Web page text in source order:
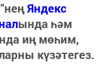
Яндекс
ында һәм
иң мөһим,
күзәтегез.